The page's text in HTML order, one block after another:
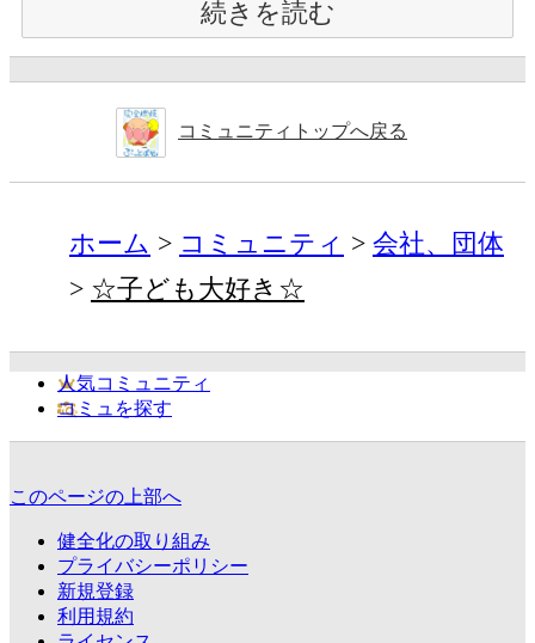
続きを読む
コミュニティトップへ戻る
ホーム コミュニティ
会社、団体
☆子ども大好き☆
人気コミュニティ
コミュを探す
このページの上部へ
健全化の取り組み
プライバシーポリシー
新規登録
利用規約